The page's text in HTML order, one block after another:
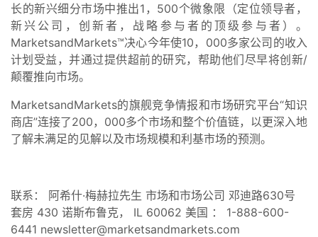
长的新兴细分市场中推出1，500个微象限（定位领导者，
新兴公司，创新者，战略参与者的顶级参与者）。
MarketsandMarkets™决心今年使10，000多家公司的收入
计划受益，并通过提供超前的研究，帮助他们尽早将创新/
颠覆推向市场。
MarketsandMarkets的旗舰竞争情报和市场研究平台“知识
商店”连接了200，000多个市场和整个价值链，以更深入地
了解未满足的见解以及市场规模和利基市场的预测。
联系： 阿希什·梅赫拉先生 市场和市场公司 邓迪路630号
套房 430 诺斯布鲁克， IL 60062 美国 ： 1-888-600-
6441 newsletter@marketsandmarkets.com